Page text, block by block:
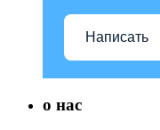
Написать
о нас